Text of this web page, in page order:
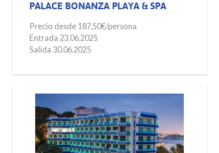
PALACE BONANZA PLAYA & SPA
Precio desde 187,50€/persona
Entrada 23.06.2025
Salida 30.06.2025